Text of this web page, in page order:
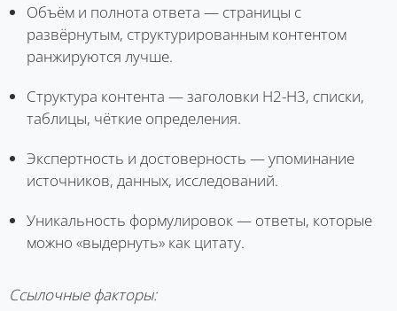
Объём и полнота ответа — страницы с
развёрнутым, структурированным контентом
ранжируются лучше.
Структура контента — заголовки H2-H3, списки,
таблицы, чёткие определения.
Экспертность и достоверность — упоминание
источников, данных, исследований.
Уникальность формулировок — ответы, которые
можно «выдернуть» как цитату.
Ссылочные факторы: